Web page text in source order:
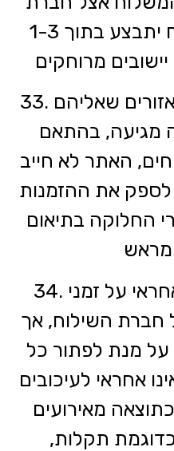
המשלוחים, המשלוח יתבצע בתוך 1-3
33. אם תתקבל הזמנה לאזורים שאליהם
מגיעה, בהתאם
האתר לא חייב
את ההזמנות
החלוקה בתיאום
34. מפעיל האתר אינו אחראי על זמני
חברת השילוח, אך
מנת לפתור כל
אחראי לעיכובים
מאירועים
תקלות,